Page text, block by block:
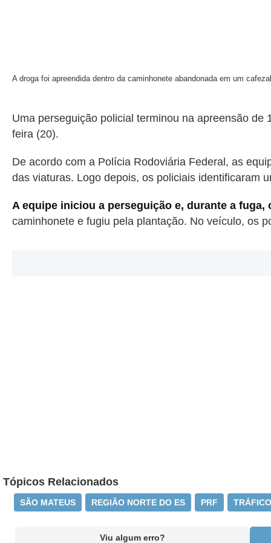
A droga foi apreendida dentro da caminhonete abandonada em um
Uma perseguição policial terminou na apreensão
feira (20).
De acordo com a Polícia Rodoviária Federal, as
das viaturas. Logo depois, os policiais identificaram
A equipe iniciou a perseguição e, durante a fuga,
caminhonete e fugiu pela plantação. No veículo, os
Tópicos Relacionados
SÃO MATEUS REGIÃO NORTE DO ES PRF
Viu algum erro?